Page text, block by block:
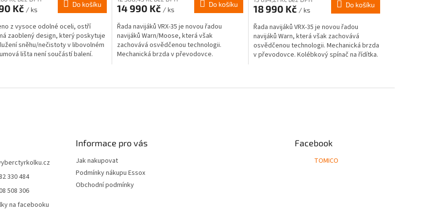
Kč / ks
Do košíku
z vysoce odolné oceli, ostří
zaoblený design, který poskytuje
sněhu/nečistoty v libovolném
lišta není součástí balení.
14 990 Kč / ks
Do košíku
Řada navijáků VRX-35 je novou řadou
navijáků Warn/Moose, která však
zachovává osvědčenou technologii.
Mechanická brzda v převodovce.
18 990 Kč / ks
Do košíku
Řada navijáků VRX-35 je novou řadou
navijáků Warn, která však zachovává
osvědčenou technologii. Mechanická brzda
v převodovce. Kolébkový spínač na řídítka.
v
330 484
508 306
na facebooku
Informace pro vás
Jak nakupovat
Podmínky nákupu Essox
Obchodní podmínky
Facebook
TOMICO